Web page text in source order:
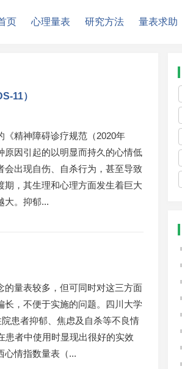
页 心理量表 研究方法 量表求助
11）
《精神障碍诊疗规范（2020年
原因引起的以明显而持久的心情低
出现自伤、自杀行为，甚至导致
，其生理和心理方面发生着巨大
大。抑郁...
的量表较多，但可同时对这三方面
，不便于实施的问题。四川大学
患者抑郁、焦虑及自杀等不良情
患者中使用时显现出很好的实效
心情指数量表（...